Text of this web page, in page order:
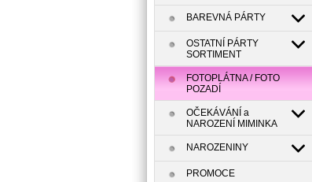
BAREVNÁ PÁRTY
OSTATNÍ PÁRTY
SORTIMENT
FOTOPLÁTNA / FOTO
POZADÍ
OČEKÁVÁNÍ a
NAROZENÍ MIMINKA
NAROZENINY
PROMOCE